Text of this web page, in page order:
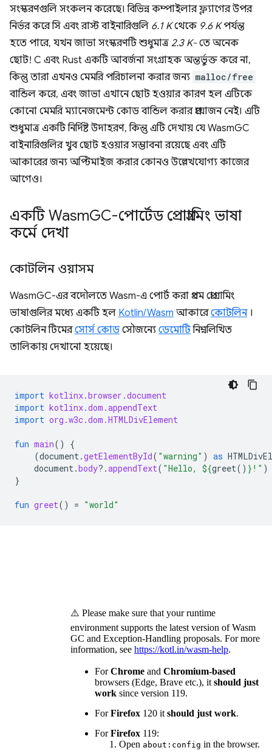
সংস্করণগুলি সংকলন করেছে। বিভিন্ন কম্পাইলার ফ্ল্যাগের উপর
নির্ভর করে সি এবং রাস্ট বাইনারিগুলি 6.1 Kথেকে 9.6 Kপর্যন্ত
হতে পারে, যখন জাভা সংস্করণটি শুধুমাত্র 2.3 K-তে অনেক
ছোট! C এবং Rust একটি আবর্জনা সংগ্রাহক অন্তর্ভুক্ত করে না,
কিন্তু তারা এখনও মেমরি পরিচালনা করার জন্য malloc/free
বান্ডিল করে, এবং জাভা এখানে ছোট হওয়ার কারণ হল এটিকে
কোনো মেমরি ম্যানেজমেন্ট কোড বান্ডিল করার প্রয়োজন নেই। এটি
শুধুমাত্র একটি নির্দিষ্ট উদাহরণ, কিন্তু এটি দেখায় যে WasmGC
বাইনারিগুলির খুব ছোট হওয়ার সম্ভাবনা রয়েছে এবং এটি
আকারের জন্য অপ্টিমাইজ করার কোনও উল্লেখযোগ্য কাজের
আগেও।
একটি WasmGC-পোর্টেড প্রোগ্রামিং ভাষা
কর্মে দেখা
কোটলিন ওয়াসম
WasmGC-এর বদৌলতে Wasm-এ পোর্ট করা প্রথম প্রোগ্রামিং
ভাষাগুলির মধ্যে একটি হল Kotlin/Wasm আকারেকোটলিন।
কোটলিন টিমেরসোর্স কোডসৌজন্যে ডেমোটিনিম্নলিখিত
তালিকায় দেখানো হয়েছে।
import kotlinx.browser.document
import kotlinx.dom.appendText
import org.w3c.dom.HTMLDivElement
fun main()
{
(document.getElementById( "warning" ) as
document.body?.appendText( "Hello, ${greet() } !" )
}
fun greet() = "world"